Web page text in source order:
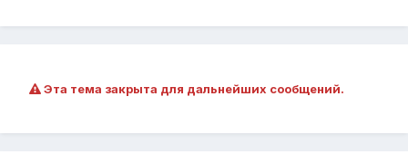
Эта тема закрыта для дальнейших сообщений.